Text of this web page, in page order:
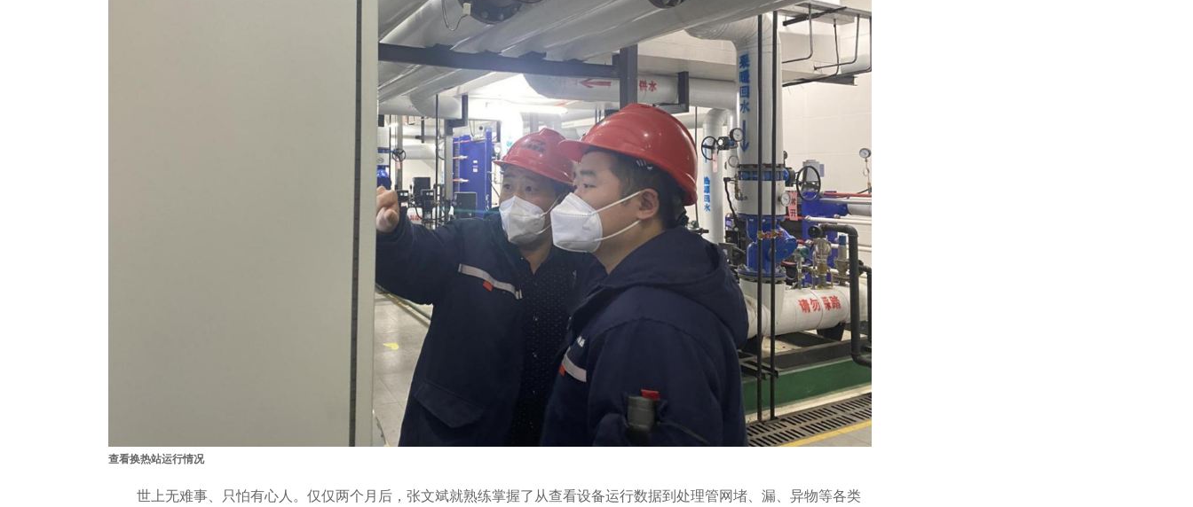
查看换热站运行情况
世上无难事、只怕有心人。仅仅两个月后，张文斌就熟练掌握了从查看设备运行数据到处理管网堵、漏、异物等各类